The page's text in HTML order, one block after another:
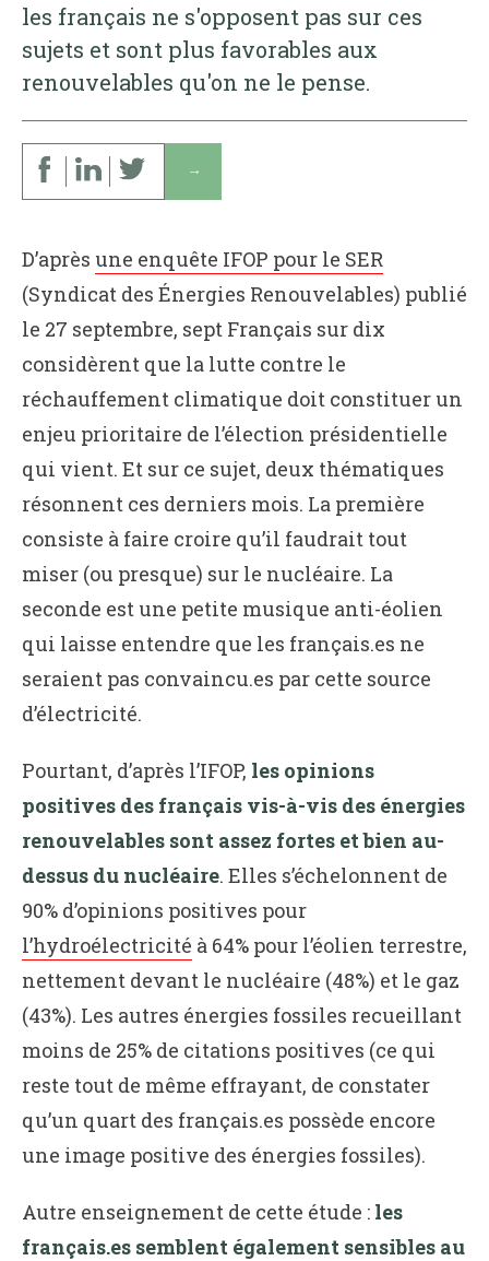
les français ne s'opposent pas sur ces
sujets et sont plus favorables aux
renouvelables qu'on ne le pense.
↓
D’après une enquête IFOP pour le SER
(Syndicat des Énergies Renouvelables) publié
le 27 septembre, sept Français sur dix
considèrent que la lutte contre le
réchauffement climatique doit constituer un
enjeu prioritaire de l’élection présidentielle
qui vient. Et sur ce sujet, deux thématiques
résonnent ces derniers mois. La première
consiste à faire croire qu’il faudrait tout
miser (ou presque) sur le nucléaire. La
seconde est une petite musique anti-éolien
qui laisse entendre que les français.es ne
seraient pas convaincu.es par cette source
d’électricité.
Pourtant, d’après l’IFOP, les opinions
positives des français vis-à-vis des énergies
renouvelables sont assez fortes et bien au-
dessus du nucléaire. Elles s’échelonnent de
90% d’opinions positives pour
l’hydroélectricité à 64% pour l’éolien terrestre,
nettement devant le nucléaire (48%) et le gaz
(43%). Les autres énergies fossiles recueillant
moins de 25% de citations positives (ce qui
reste tout de même effrayant, de constater
qu’un quart des français.es possède encore
une image positive des énergies fossiles).
Autre enseignement de cette étude : les
français.es semblent également sensibles au